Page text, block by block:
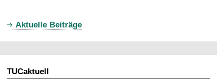
l
l
Aktuelle Beiträge
TUCaktuell